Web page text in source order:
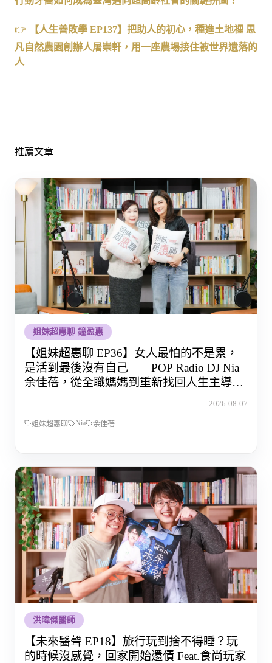
👉 【人生善敗學 EP137】把助人的初心，種進土地裡 思
凡自然農園創辦人屠崇軒，用一座農場接住被世界遺落的
人
推薦文章
姐妹超惠聊 鐘盈惠
【姐妹超惠聊 EP36】女人最怕的不是累，
是活到最後沒有自己——POP Radio DJ Nia
余佳蓓，從全職媽媽到重新找回人生主導權
2026-08-07
姐妹超惠聊 Nia 余佳蓓
洪暐傑醫師
【未來醫聲 EP18】旅行玩到捨不得睡？玩
的時候沒感覺，回家開始還債 Feat.食尚玩家